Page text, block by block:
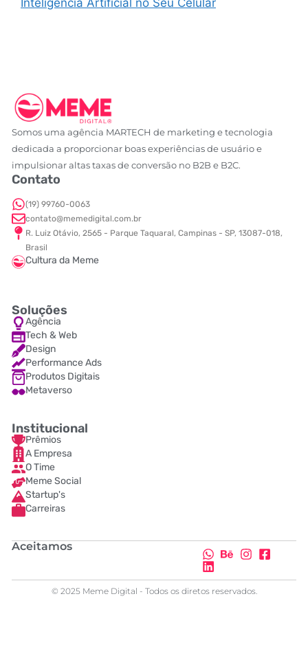
Somos uma agência MARTECH de marketing e tecnologia
dedicada a proporcionar boas experiências de usuário e
impulsionar altas taxas de conversão no B2B e B2C.
Contato
(19) 99760-0063
contato@memedigital.com.br
R. Luiz Otávio, 2565 - Parque Taquaral, Campinas - SP, 13087-018,
Brasil
Cultura da Meme
Soluções
Agência
Tech & Web
Design
Performance Ads
Produtos Digitais
Metaverso
Institucional
Prêmios
A Empresa
O Time
Meme Social
Startup's
Carreiras
Aceitamos
© 2025 Meme Digital - Todos os diretos reservados.